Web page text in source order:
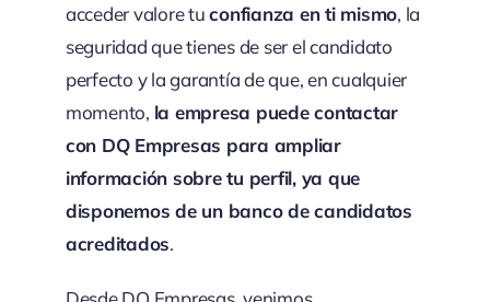
acceder valore tuconfianza en ti mismo, la
seguridad que tienes de ser el candidato
perfecto y la garantía de que, en cualquier
momento, la empresa puede contactar
con DQ Empresas para ampliar
información sobre tu perfil, ya que
disponemos de un banco de candidatos
acreditados.